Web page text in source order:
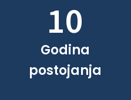
10
Godina
postojanja